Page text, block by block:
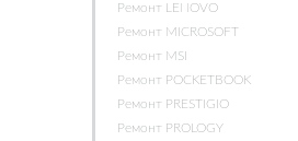
Ремонт LENOVO
Ремонт MICROSOFT
Ремонт MSI
Ремонт POCKETBOOK
Ремонт PRESTIGIO
Ремонт PROLOGY